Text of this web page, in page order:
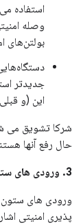
استفاده
وصله
بولتن‌های
جدیدتر
این (و
شرکا تشویق می
حال رفع آنها
3. ورودی های ستون
ورودی های
پذیری امنیتی